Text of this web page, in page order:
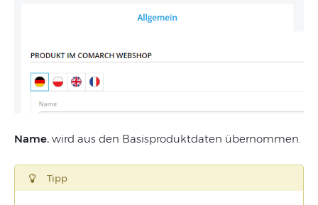
Name. wird aus den Basisproduktdaten übernommen.
Tipp